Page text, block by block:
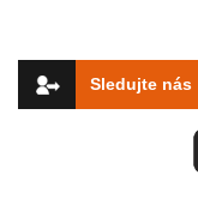
Sledujte nás